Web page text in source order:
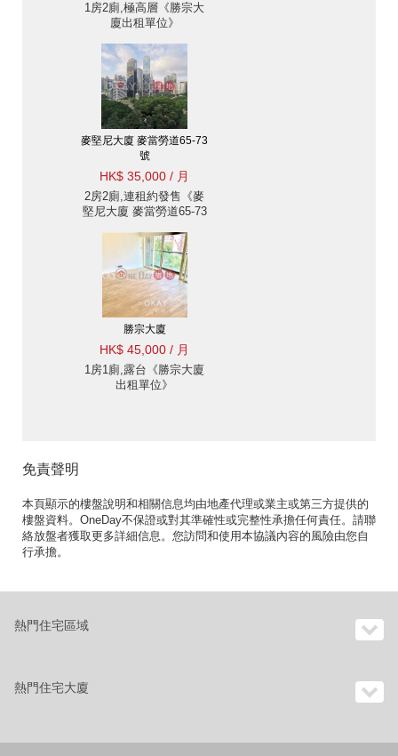
1房2廁,極高層《勝宗大
廈出租單位》
麥堅尼大廈 麥當勞道65-73
號
HK$ 35,000 / 月
2房2廁,連租約發售《麥
堅尼大廈 麥當勞道65-73
勝宗大廈
HK$ 45,000 / 月
1房1廁,露台《勝宗大廈
出租單位》
免責聲明
本頁顯示的樓盤說明和相關信息均由地產代理或業主或第三方提供的
樓盤資料。OneDay不保證或對其準確性或完整性承擔任何責任。請聯
絡放盤者獲取更多詳細信息。您訪問和使用本協議內容的風險由您自
行承擔。
熱門住宅區域
熱門住宅大廈